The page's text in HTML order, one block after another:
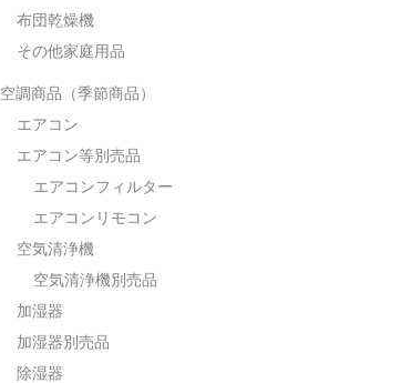
布団乾燥機
その他家庭用品
空調商品（季節商品）
エアコン
エアコン等別売品
エアコンフィルター
エアコンリモコン
空気清浄機
空気清浄機別売品
加湿器
加湿器別売品
除湿器